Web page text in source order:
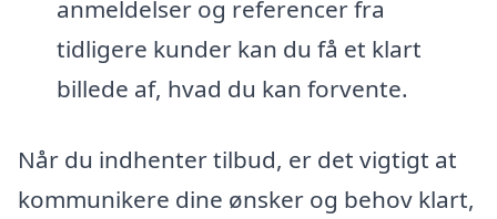
anmeldelser og referencer fra
tidligere kunder kan du få et klart
billede af, hvad du kan forvente.
Når du indhenter tilbud, er det vigtigt at
kommunikere dine ønsker og behov klart,